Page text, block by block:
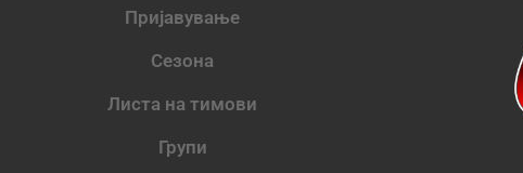
Пријавување
Сезона
Листа на тимови
Групи